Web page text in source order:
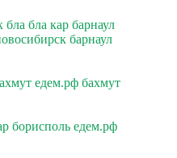
бла бла кар барнаул
барнаул
едем.рф бахмут
борисполь едем.рф